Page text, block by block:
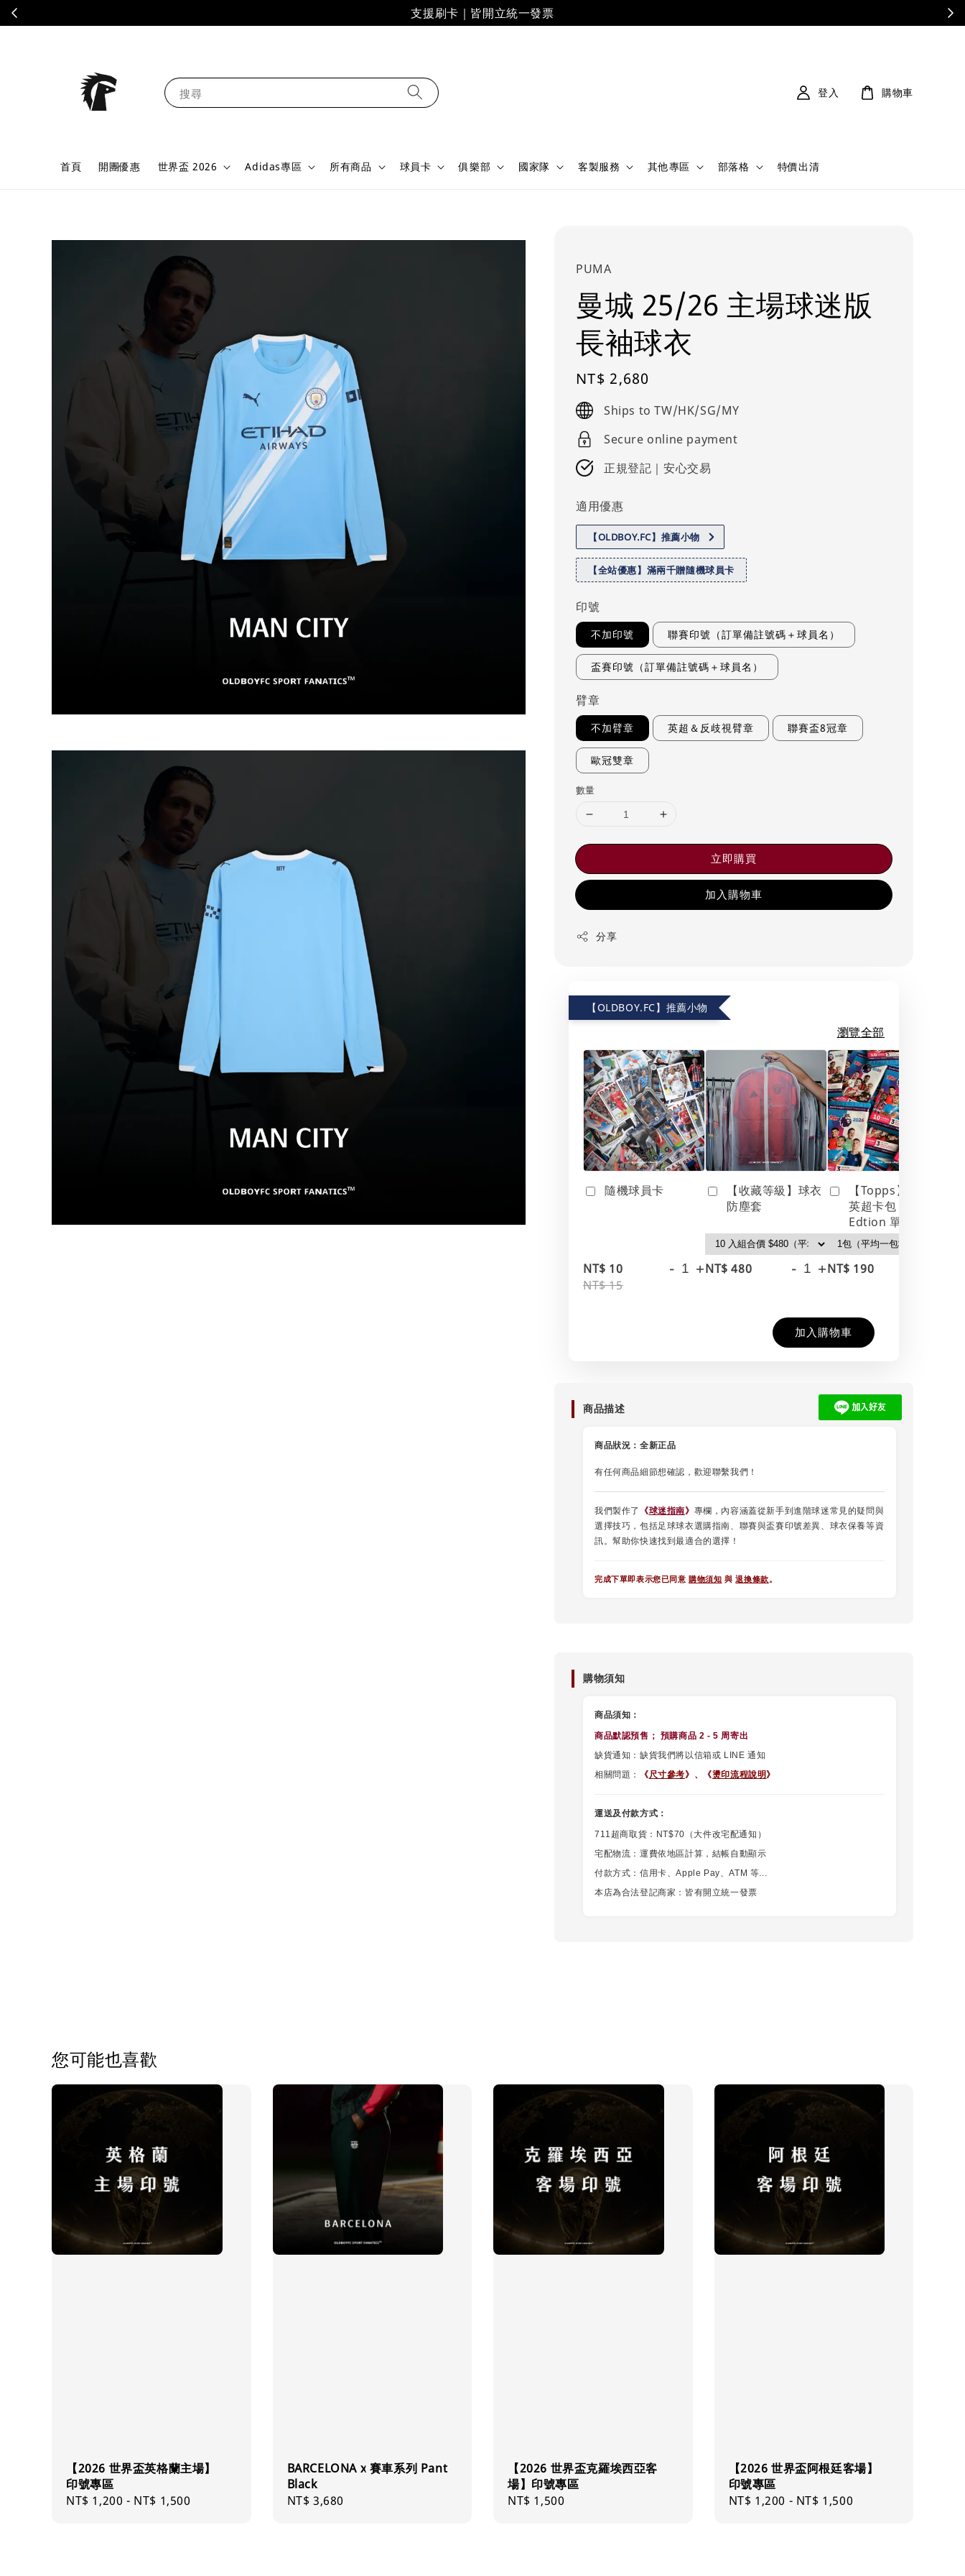
支援刷卡｜皆開立統一發票
搜尋
首頁 開團優惠 世界盃 2026 Adidas專區 所有商品 球員卡 俱樂部 國家隊 客製服務 其他專區 部落格 特價出清
登入 購物車
PUMA
曼城 25/26 主場球迷版
長袖球衣
Regular
price
NT$ 2,680
Ships to TW/HK/SG/MY
Secure online payment
正規登記｜安心交易
適用優惠
【OLDBOY.FC】推薦小物
【全站優惠】滿兩千贈隨機球員卡
印號
不加印號 聯賽印號（訂單備註號碼＋球員名）
盃賽印號（訂單備註號碼＋球員名）
臂章
不加臂章 英超＆反歧視臂章 聯賽盃8冠章
歐冠雙章
數量
立即購買
加入購物車
分享
【OLDBOY.FC】推薦小物
瀏覽全部
隨機球員卡
NT$ 10
NT$ 15
- +
【收藏等級】球衣
防塵套
NT$ 480 - +
【Topps】25/26
英超卡包 Debut
Edtion 單包
NT$ 190
加入購物車
商品描述
商品狀況： 全新正品
有任何商品細節想確認，歡迎聯繫我們！
我們製作了 《球迷指南》 專欄，內容涵蓋從新手到進階球迷常見的疑問與
選擇技巧，包括足球球衣選購指南、聯賽與盃賽印號差異、球衣保養等資
訊。幫助你快速找到最適合的選擇！
完成下單即表示您已同意 購物須知 與退換條款。
購物須知
商品須知：
商品默認預售 ； 預購商品 2 - 5 周寄出
缺貨通知：缺貨我們將以信箱或 LINE 通知
相關問題：
《尺寸參考》、 《燙印流程說明 》
運送及付款方式：
711超商取貨：NT$70（大件改宅配通知）
宅配物流：運費依地區計算，結帳自動顯示
付款方式：信用卡、Apple Pay、ATM 等...
本店為合法登記商家：皆有開立統一發票
您可能也喜歡
【2026 世界盃英格蘭主場】
印號專區
Regular
NT$ 1,200 - NT$ 1,500
BARCELONA x 賽車系列 Pant
Black
Regular
NT$ 3,680
【2026 世界盃克羅埃西亞客
場】印號專區
Regular
NT$ 1,500
【2026 世界盃阿根廷客場】
印號專區
Regular
NT$ 1,200 - NT$ 1,500